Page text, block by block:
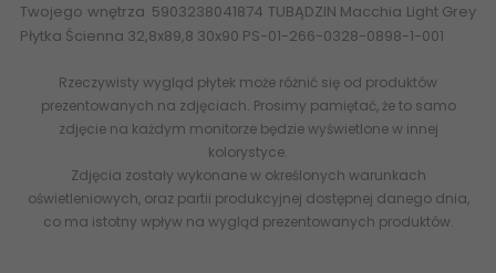
Twojego wnętrza. 5903238041874 TUBĄDZIN Macchia Light Grey
Płytka Ścienna 32,8x89,8 30x90 PS-01-266-0328-0898-1-001
Rzeczywisty wygląd płytek może różnić się od produktów
prezentowanych na zdjęciach. Prosimy pamiętać, że to samo
zdjęcie na każdym monitorze będzie wyświetlone w innej
kolorystyce.
Zdjęcia zostały wykonane w określonych warunkach
oświetleniowych, oraz partii produkcyjnej dostępnej danego dnia,
co ma istotny wpływ na wygląd prezentowanych produktów.